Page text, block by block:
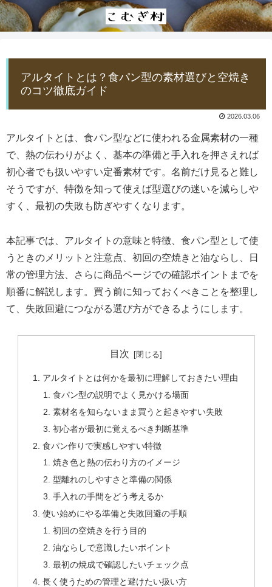
アルタイトとは？食パン型の素材選びと空焼き
のコツ徹底ガイド
2026.03.06
アルタイトとは、食パン型などに使われる金属素材の一種
で、熱の伝わりがよく、基本の準備と手入れを押さえれば
初心者でも扱いやすい定番素材です。名前だけ見ると難し
そうですが、特徴を知って使えば型選びの迷いを減らしや
すく、最初の失敗も防ぎやすくなります。
本記事では、アルタイトの意味と特徴、食パン型として使
うときのメリットと注意点、初回の空焼きと油ならし、日
常の管理方法、さらに商品ページでの確認ポイントまでを
順番に解説します。買う前に知っておくべきことを整理し
て、失敗回避につながる選び方ができるようにします。
目次
アルタイトとは何かを最初に理解しておきたい理由
食パン型の説明でよく見かける場面
素材名を知らないまま買うと起きやすい失敗
初心者が最初に覚えるべき判断基準
食パン作りで実感しやすい特徴
焼き色と熱の伝わり方のイメージ
型離れのしやすさと準備の関係
手入れの手間をどう考えるか
使い始めにやる準備と失敗回避の手順
初回の空焼きを行う目的
油ならしで意識したいポイント
最初の焼成で確認したいチェック点
長く使うための管理と避けたい扱い方